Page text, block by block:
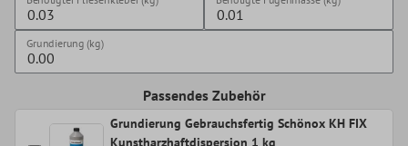
Grundierung (kg)
Passendes Zubehör
Grundierung Gebrauchsfertig Schönox KH FIX
Kunstharzhaftdispersion 1 kg